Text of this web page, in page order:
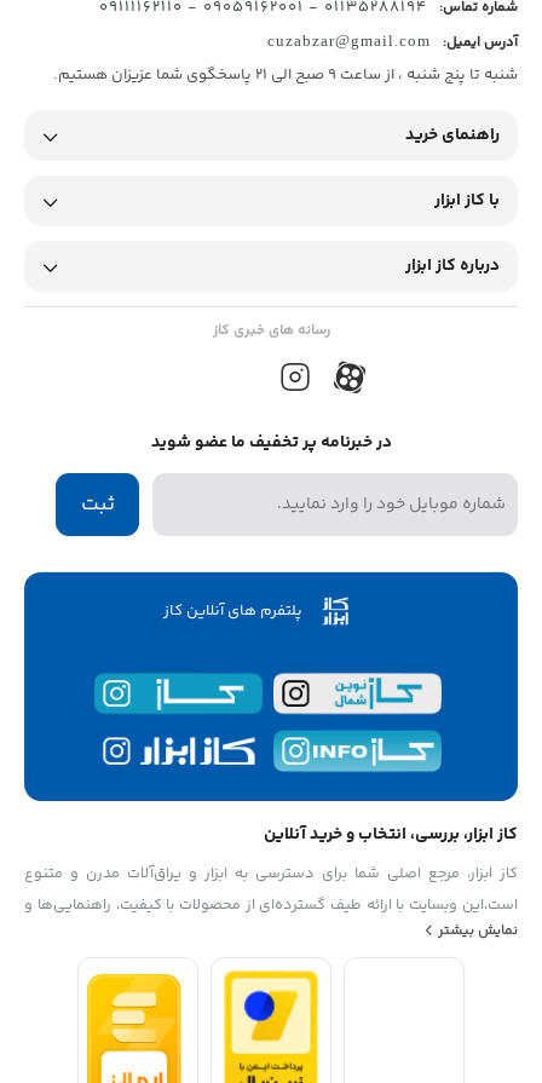
شماره تماس: 01135288194 - 09059162001 - 09111162110
آدرس ایمیل: cuzabzar@gmail.com
شنبه تا پنج شنبه ، از ساعت 9 صبح الی 21 پاسخگوی شما عزیزان هستیم.
راهنمای خرید
با کاز ابزار
درباره کاز ابزار
رسانه های خبری کاز
در خبرنامه پر تخفیف ما عضو شوید
ثبت
پلتفرم های آنلاین کاز
کاز ابزار، بررسی، انتخاب و خرید آنلاین
کاز ابزار، مرجع اصلی شما برای دسترسی به ابزار و یراق‌آلات مدرن و متنوع
است،این وبسایت با ارائه طیف گسترده‌ای از محصولات با کیفیت، راهنمایی‌ها و
اطلاعات مفید، به شما کمک می‌کند تا بهترین انتخاب‌ها را برای پروژه‌های خود
داشته باشید از دستگیره‌های شیک تا ابزارهای حرفه‌ای، کاز ابزار به نیازهای شما
پاسخ می‌دهد،با ما همراه باشید تا تجربه خریدی راحت و مطمئن را داشته باشید
نمایش بیشتر